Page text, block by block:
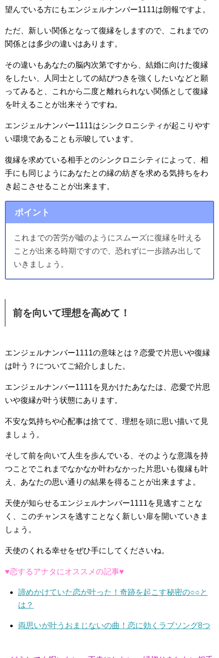
望んでいる方にもエンジェルナンバー1111は朗報ですよ。
ただ、新しい関係となって復縁をしますので、これまでの
関係とは多少の違いはあります。
その違いもあなたの脳内次第ですから、結婚に向けた復縁
をしたい、人同士としての結びつきを強くしたいなどと願
ってみると、これから二度と離れられない関係として復縁
を叶えることが出来そうですね。
エンジェルナンバー1111はシンクロニシティが起こりやす
い環境であることも示唆しています。
復縁を求めている相手とのシンクロニシティによって、相
手にも同じようにあなたとの縁の紡ぎを求める気持ちをわ
き起こさせることが出来ます。
ポイント
これまでの苦労が嘘のようにスムーズに復縁を叶える
ことが出来る時期ですので、恐れずに一歩踏み出して
いきましょう。
前を向いて理想を高めて！
エンジェルナンバー1111の意味とは？恋愛で片思いや復縁
は叶う？についてご紹介しました。
エンジェルナンバー1111を見かけたあなたは、恋愛で片思
いや復縁が叶う状態にあります。
不安な気持ちや心配事は捨てて、理想を頭に思い描いて見
ましょう。
そして前を向いて人生を歩んでいる、そのような意識を持
つことでこれまでなかなか叶わなかった片思いも復縁も叶
え、あなたの思い通りの結果を得ることが出来ますよ。
天使が知らせるエンジェルナンバー1111を見逃すことな
く、このチャンスを逃すことなく新しい扉を開いていきま
しょう。
天使のくれる幸せをぜひ手にしてくださいね。
♥恋するアナタにオススメの記事♥
諦めかけていた恋が叶った！奇跡を起こす秘密の○○と
は？
両思いが叶うおまじないの曲！恋に効くラブソング8つ